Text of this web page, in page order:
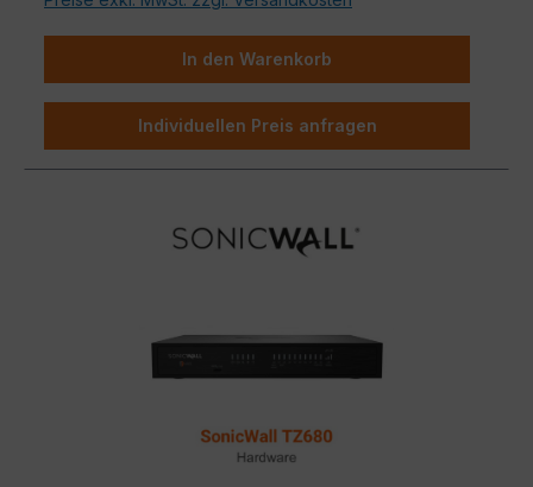
In den Warenkorb
Individuellen Preis anfragen